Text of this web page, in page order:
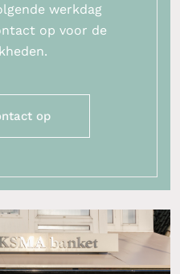
werkdag
op voor de
op